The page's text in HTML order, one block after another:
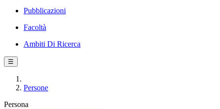
Pubblicazioni
Facoltà
Ambiti Di Ricerca
☰
Persone
Persona